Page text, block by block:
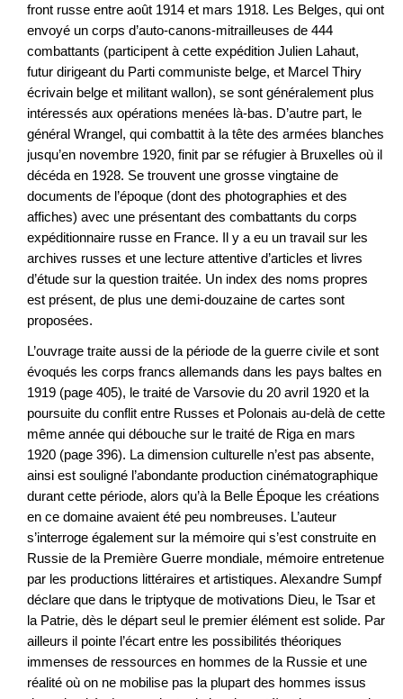
front russe entre août 1914 et mars 1918. Les Belges, qui ont
envoyé un corps d’auto-canons-mitrailleuses de 444
combattants (participent à cette expédition Julien Lahaut,
futur dirigeant du Parti communiste belge, et Marcel Thiry
écrivain belge et militant wallon), se sont généralement plus
intéressés aux opérations menées là-bas. D’autre part, le
général Wrangel, qui combattit à la tête des armées blanches
jusqu’en novembre 1920, finit par se réfugier à Bruxelles où il
décéda en 1928. Se trouvent une grosse vingtaine de
documents de l’époque (dont des photographies et des
affiches) avec une présentant des combattants du corps
expéditionnaire russe en France. Il y a eu un travail sur les
archives russes et une lecture attentive d’articles et livres
d’étude sur la question traitée. Un index des noms propres
est présent, de plus une demi-douzaine de cartes sont
proposées.
L’ouvrage traite aussi de la période de la guerre civile et sont
évoqués les corps francs allemands dans les pays baltes en
1919 (page 405), le traité de Varsovie du 20 avril 1920 et la
poursuite du conflit entre Russes et Polonais au-delà de cette
même année qui débouche sur le traité de Riga en mars
1920 (page 396). La dimension culturelle n’est pas absente,
ainsi est souligné l’abondante production cinématographique
durant cette période, alors qu’à la Belle Époque les créations
en ce domaine avaient été peu nombreuses. L’auteur
s’interroge également sur la mémoire qui s’est construite en
Russie de la Première Guerre mondiale, mémoire entretenue
par les productions littéraires et artistiques. Alexandre Sumpf
déclare que dans le triptyque de motivations Dieu, le Tsar et
la Patrie, dès le départ seul le premier élément est solide. Par
ailleurs il pointe l’écart entre les possibilités théoriques
immenses de ressources en hommes de la Russie et une
réalité où on ne mobilise pas la plupart des hommes issus